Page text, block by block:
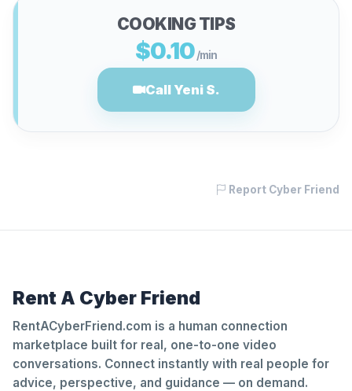
COOKING TIPS
$0.10/min
Call Yeni S.
Report Cyber Friend
Rent A Cyber Friend
RentACyberFriend.com is a human connection
marketplace built for real, one-to-one video
conversations. Connect instantly with real people for
advice, perspective, and guidance — on demand.